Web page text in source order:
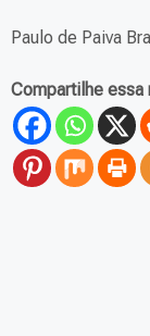
Paulo de Paiva
Compartilhe essa